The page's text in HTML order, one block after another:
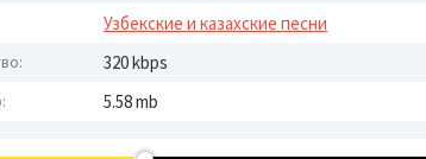
Узбекские и казахские песни
320 kbps
5.58 mb